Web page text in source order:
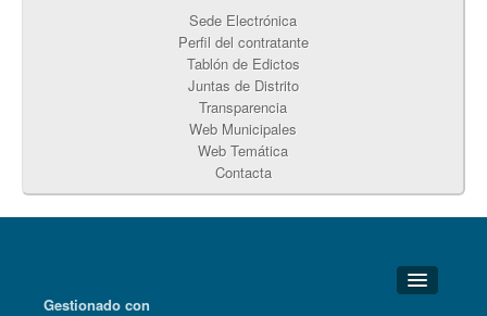
Sede Electrónica
Perfil del contratante
Tablón de Edictos
Juntas de Distrito
Transparencia
Web Municipales
Web Temática
Contacta
Gestionado con